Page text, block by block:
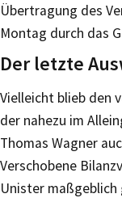
Übertragung des
Montag durch das
Der letzte
Vielleicht blieb den
der nahezu im
Thomas Wagner
Verschobene
Unister maßgeblich